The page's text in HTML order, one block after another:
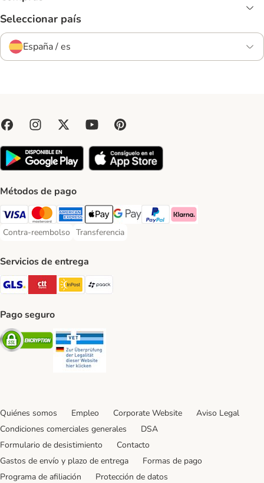
Seleccionar país
España / es
Métodos de pago
Visa Payment Method
Mastercard Payment Method
American Express Payment Method
Apple Pay Payment Method
Google Pay Payment Method
PayPal Payment Method
Klarna Payment Method
Contra-reembolso
Contra-reembolso Payment Method
Transferencia
Transferencia Payment Method
Servicios de entrega
GLS Shipping Method
CTTExpress Shipping Method
InPost Shipping Method
paack Shipping Method
Pago seguro
Security
Quiénes somos Empleo Corporate Website
Aviso Legal
Condiciones comerciales generales
DSA
Formulario de desistimiento
Contacto
Gastos de envío y plazo de entrega
Formas de pago
Programa de afiliación
Protección de datos